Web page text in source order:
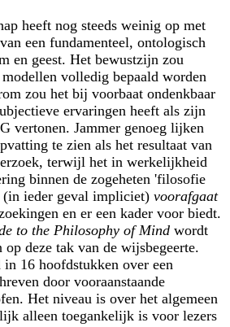
heeft nog steeds weinig op met
een fundamenteel, ontologisch
en geest. Het bewustzijn zou
modellen volledig bepaald worden
zou het bij voorbaat ondenkbaar
ervaringen heeft als zijn
vertonen. Jammer genoeg lijken
te zien als het resultaat van
terwijl het in werkelijkheid
binnen de zogeheten 'filosofie
(in ieder geval impliciet) voorafgaat
en er een kader voor biedt.
to the Philosophy of Mind wordt
deze tak van de wijsbegeerte.
16 hoofdstukken over een
door vooraanstaande
Het niveau is over het algemeen
alleen toegankelijk is voor lezers